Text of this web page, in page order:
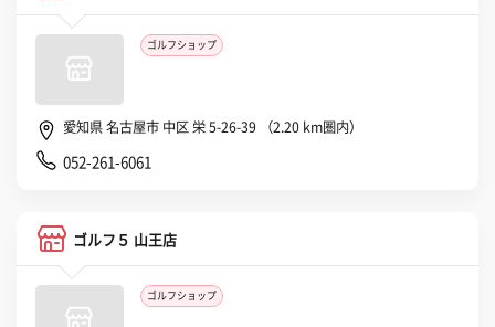
ゴルフショップ
愛知県 名古屋市 中区 栄 5-26-39 （2.20 km圏内）
052-261-6061
ゴルフ５ 山王店
ゴルフショップ